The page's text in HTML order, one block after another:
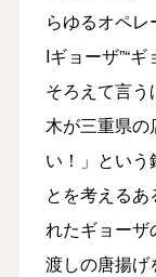
らゆるオペレ
Iギョーザ”“
そろえて言
木が三重県の
い！」という
とを考える
れたギョーザ
渡しの唐揚げ